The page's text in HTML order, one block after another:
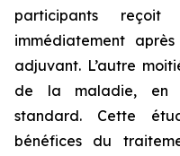
participants
immédiatement
adjuvant. L’autre
de la maladie, en
standard. Cette
bénéfices du